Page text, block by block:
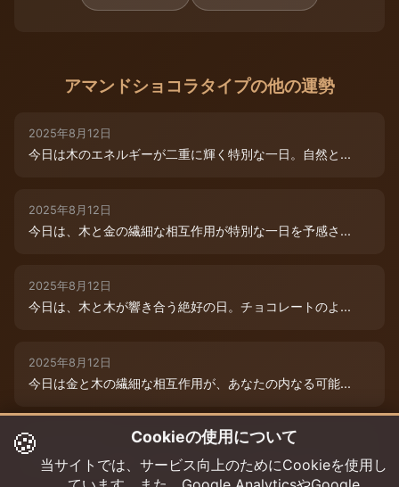
アマンドショコラタイプの他の運勢
2025年8月12日
今日は木のエネルギーが二重に輝く特別な一日。自然と...
2025年8月12日
今日は、木と金の繊細な相互作用が特別な一日を予感さ...
2025年8月12日
今日は、木と木が響き合う絶好の日。チョコレートのよ...
2025年8月12日
今日は金と木の繊細な相互作用が、あなたの内なる可能...
2025年8月9日
今日は木と木が重なる特別な日。内なる創造性が高まり...
🍪 Cookieの使用について
当サイトでは、サービス向上のためにCookieを使用し